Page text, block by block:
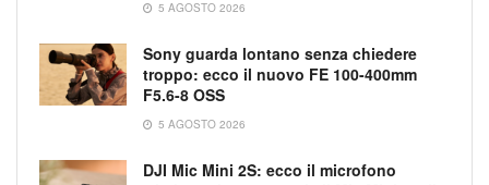
5 AGOSTO 2026
Sony guarda lontano senza chiedere
troppo: ecco il nuovo FE 100-400mm
F5.6-8 OSS
5 AGOSTO 2026
DJI Mic Mini 2S: ecco il microfono